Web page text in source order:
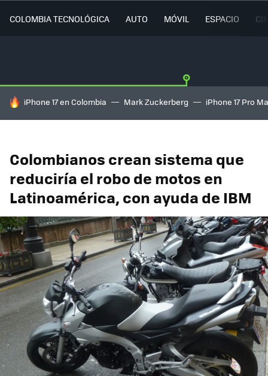
COLOMBIA TECNOLÓGICA AUTO MÓVIL ESPACIO
HOY SE HABLA DE
iPhone 17 en Colombia Mark Zuckerberg iPhone 17 Pro
Colombianos crean sistema que
reduciría el robo de motos en
Latinoamérica, con ayuda de IBM